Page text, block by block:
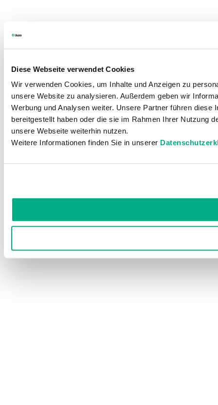
Diese Webseite verwendet Cookies
Wir verwenden Cookies, um Inhalte und Anzeigen zu
unsere Website zu analysieren. Außerdem geben wir
Werbung und Analysen weiter. Unsere Partner führen
bereitgestellt haben oder die sie im Rahmen Ihrer Nutzung
unsere Webseite weiterhin nutzen.
Weitere Informationen finden Sie in unserer